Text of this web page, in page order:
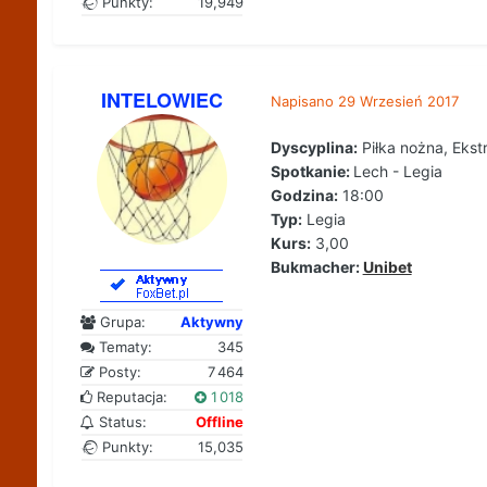
INTELOWIEC
Grupa:
Aktywny
Tematy:
345
Posty:
7 464
Reputacja:
1 018
Status:
Offline
Punkty:
15,035
Napisano 29 Wrzesień 2017
Dyscyplina:Piłka nożna,
Spotkanie: Lech - Legia
Godzina:18:00
Typ:Legia
Kurs:3,00
Bukmacher:Unibet